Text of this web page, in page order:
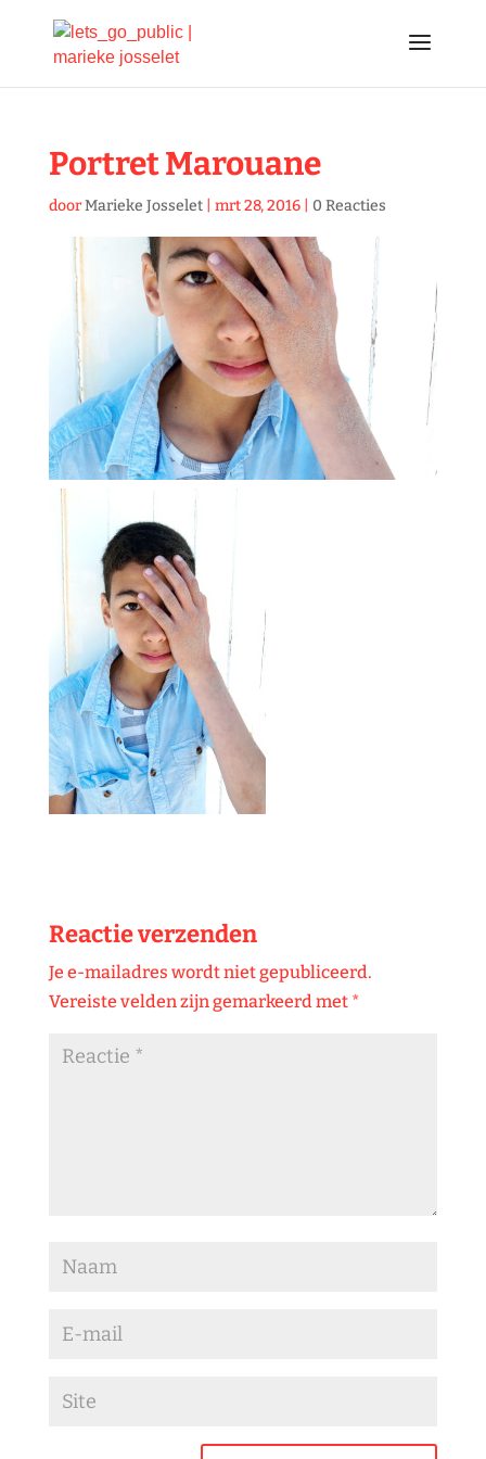
Portret Marouane
doorMarieke Josselet| mrt 28, 2016| 0 Reacties
Reactie verzenden
Je e-mailadres wordt niet gepubliceerd.
Vereiste velden zijn gemarkeerd met *